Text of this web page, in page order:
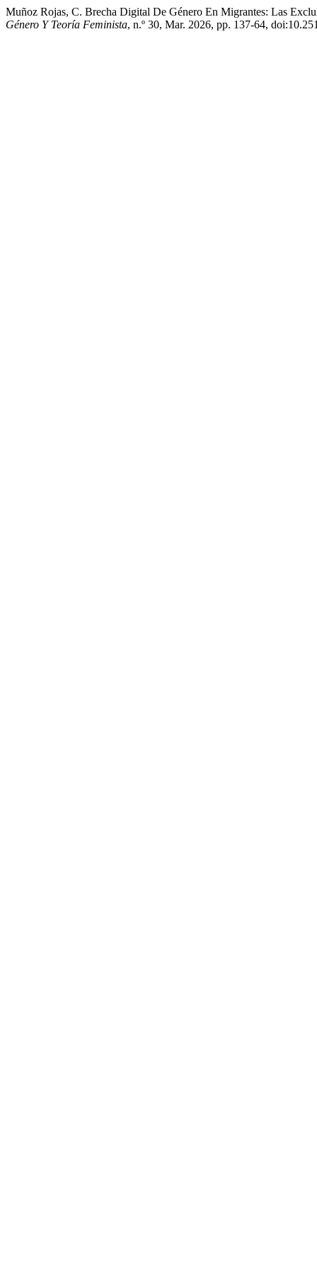
Muñoz Rojas, C. Brecha Digital De Género En Migrantes: Las
Género Y Teoría Feminista, n.º 30, Mar. 2026, pp. 137-64,